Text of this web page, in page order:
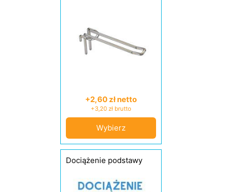
+2,60 zł netto
+3,20 zł brutto
Wybierz
Dociążenie podstawy